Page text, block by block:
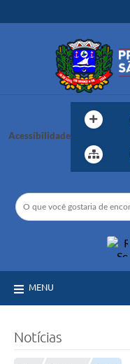
Acessibilidade
MENU
Notícias